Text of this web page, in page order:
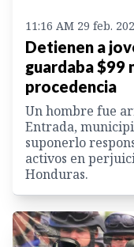
11:16 AM 29 feb.
Detienen a
guardaba $99
procedencia
Un hombre fue
Entrada,
suponerlo
activos en
Honduras.